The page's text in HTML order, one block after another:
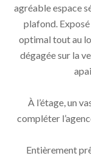
agréable espace
plafond.
optimal tout au
dégagée sur la
À l’étage, un
compléter
Entièrement